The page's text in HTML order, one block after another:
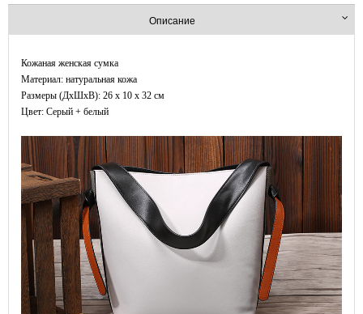
Описание
Кожаная женская сумка
Материал: натуральная кожа
Размеры (ДxШхВ): 26 x 10 x 32 см
Цвет: Серый + белый